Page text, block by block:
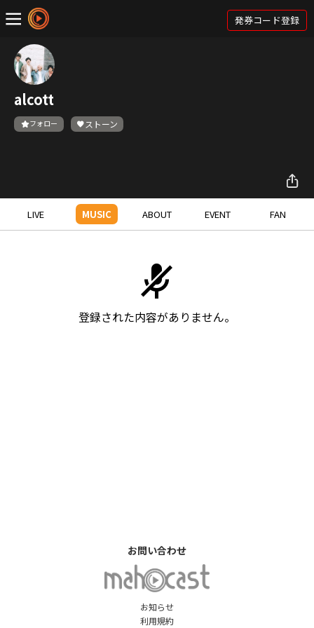
発券コード登録
alcott
フォロー ストーン
LIVE MUSIC ABOUT EVENT FAN
登録された内容がありません。
お知らせ
利用規約
お問い合わせ